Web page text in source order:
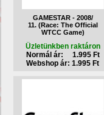
GAMESTAR - 2008/
11. (Race: The Official
WTCC Game)
Üzletünkben raktáron
Normál ár: 1.995 Ft
Webshop ár: 1.995 Ft